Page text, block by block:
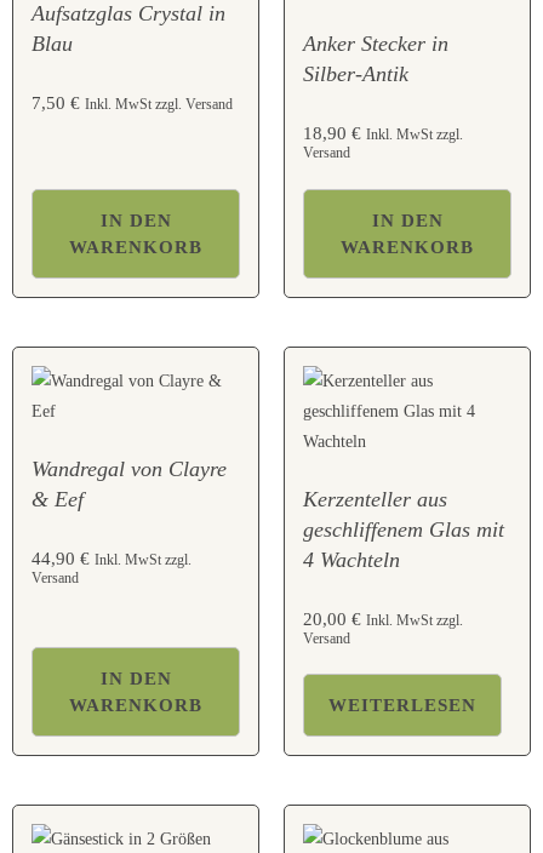
Aufsatzglas Crystal in
Blau
7,50 € Inkl. MwSt zzgl. Versand
IN DEN
WARENKORB
Anker Stecker in
Silber-Antik
18,90 € Inkl. MwSt zzgl.
Versand
IN DEN
WARENKORB
Wandregal von Clayre
& Eef
44,90 € Inkl. MwSt zzgl.
Versand
IN DEN
WARENKORB
Kerzenteller aus
geschliffenem Glas mit
4 Wachteln
20,00 € Inkl. MwSt zzgl.
Versand
WEITERLESEN